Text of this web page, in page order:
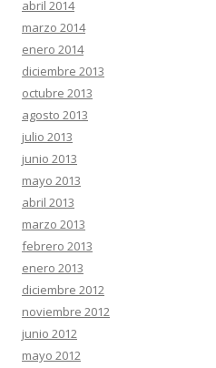
abril 2014
marzo 2014
enero 2014
diciembre 2013
octubre 2013
agosto 2013
julio 2013
junio 2013
mayo 2013
abril 2013
marzo 2013
febrero 2013
enero 2013
diciembre 2012
noviembre 2012
junio 2012
mayo 2012